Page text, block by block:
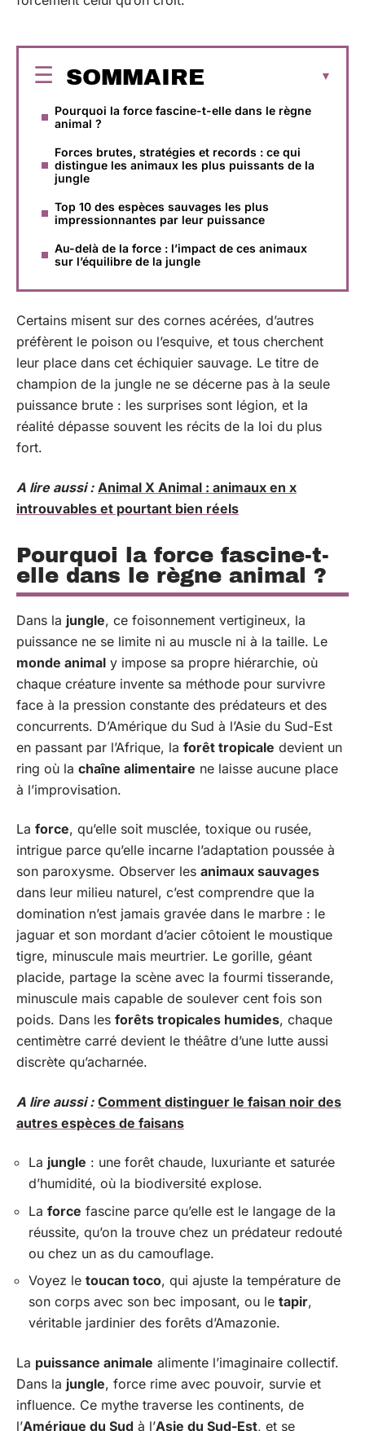
SOMMAIRE
Pourquoi la force fascine-t-elle dans le règne
animal ?
Forces brutes, stratégies et records : ce qui
distingue les animaux les plus puissants de la
jungle
Top 10 des espèces sauvages les plus
impressionnantes par leur puissance
Au-delà de la force : l’impact de ces animaux
sur l’équilibre de la jungle
Certains misent sur des cornes acérées, d’autres
préfèrent le poison ou l’esquive, et tous cherchent
leur place dans cet échiquier sauvage. Le titre de
champion de la jungle ne se décerne pas à la seule
puissance brute : les surprises sont légion, et la
réalité dépasse souvent les récits de la loi du plus
fort.
A lire aussi : Animal X Animal : animaux en x
introuvables et pourtant bien réels
Pourquoi la force fascine-t-
elle dans le règne animal ?
Dans la jungle, ce foisonnement vertigineux, la
puissance ne se limite ni au muscle ni à la taille. Le
monde animal y impose sa propre hiérarchie, où
chaque créature invente sa méthode pour survivre
face à la pression constante des prédateurs et des
concurrents. D’Amérique du Sud à l’Asie du Sud-Est
en passant par l’Afrique, la forêt tropicale devient un
ring où la chaîne alimentaire ne laisse aucune place
à l’improvisation.
La force, qu’elle soit musclée, toxique ou rusée,
intrigue parce qu’elle incarne l’adaptation poussée à
son paroxysme. Observer les animaux sauvages
dans leur milieu naturel, c’est comprendre que la
domination n’est jamais gravée dans le marbre : le
jaguar et son mordant d’acier côtoient le moustique
tigre, minuscule mais meurtrier. Le gorille, géant
placide, partage la scène avec la fourmi tisserande,
minuscule mais capable de soulever cent fois son
poids. Dans les forêts tropicales humides, chaque
centimètre carré devient le théâtre d’une lutte aussi
discrète qu’acharnée.
A lire aussi : Comment distinguer le faisan noir des
autres espèces de faisans
La jungle : une forêt chaude, luxuriante et saturée
d’humidité, où la biodiversité explose.
La force fascine parce qu’elle est le langage de la
réussite, qu’on la trouve chez un prédateur redouté
ou chez un as du camouflage.
Voyez le toucan toco, qui ajuste la température de
son corps avec son bec imposant, ou le tapir,
véritable jardinier des forêts d’Amazonie.
La puissance animale alimente l’imaginaire collectif.
Dans la jungle, force rime avec pouvoir, survie et
influence. Ce mythe traverse les continents, de
l’Amérique du Sud à l’Asie du Sud-Est, et se